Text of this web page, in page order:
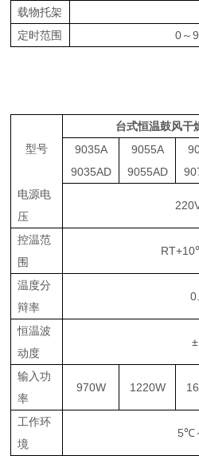
载物托架
定时范围
0～
型号
台式恒温鼓风干
9035A
9035AD
9055A
9055AD
电源电
压
控温范
围
RT+10
温度分
辩率
恒温波
动度
±
输入功
率
970W 1220W
工作环
境
5℃